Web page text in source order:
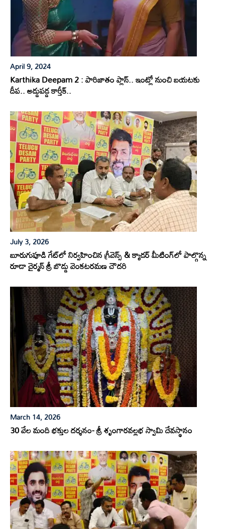
April 9, 2024
Karthika Deepam 2 : పారిజాతం ప్లాన్.. ఇంట్లో నుంచి బయటకు
దీప.. అడ్డుపడ్డ కార్తీక్..
July 3, 2026
బూరుగుపూడి గేట్‌లో నిర్వహించిన గ్రీవెన్స్ & క్యాడర్ మీటింగ్‌లో పాల్గొన్న
రూడా చైర్మన్ శ్రీ బొడ్డు వెంకటరమణ చౌదరి
March 14, 2026
30 వేల మంది భక్తుల దర్శనం- శ్రీ శృంగారవల్లభ స్వామి దేవస్థానం